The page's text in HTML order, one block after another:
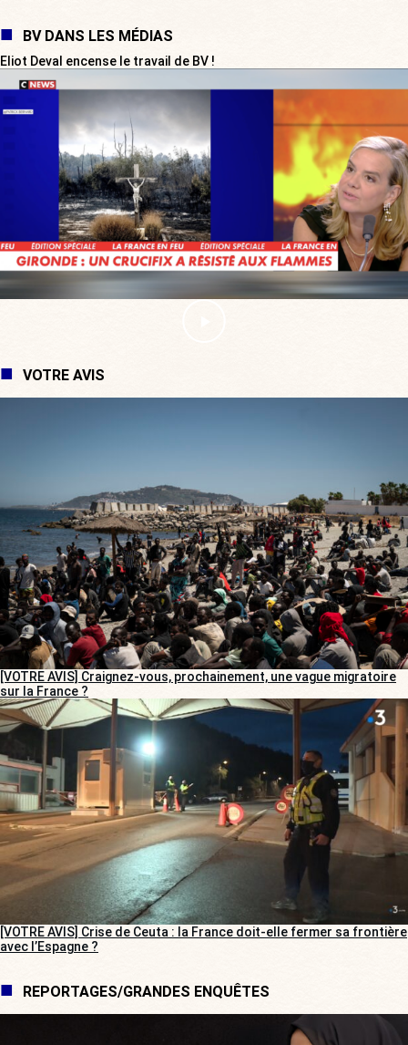
BV DANS LES MÉDIAS
Eliot Deval encense le travail de BV !
VOTRE AVIS
[VOTRE AVIS] Craignez-vous, prochainement, une vague migratoire
sur la France ?
[VOTRE AVIS] Crise de Ceuta : la France doit-elle fermer sa frontière
avec l’Espagne ?
REPORTAGES/GRANDES ENQUÊTES